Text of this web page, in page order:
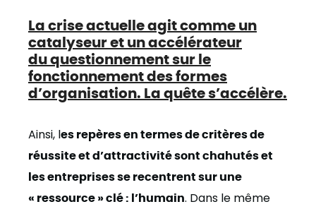
La crise actuelle agit comme un
catalyseur et un accélérateur
du questionnement sur le
fonctionnement des formes
d’organisation. La quête s’accélère.
Ainsi, les repères en termes de critères de
réussite et d’attractivité sont chahutés et
les entreprises se recentrent sur une
« ressource » clé : l’humain. Dans le même